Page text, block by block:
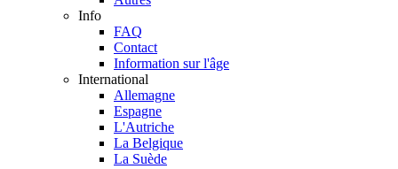
Info
FAQ
Contact
Information sur l'âge
International
Allemagne
Espagne
L'Autriche
La Belgique
La Suède